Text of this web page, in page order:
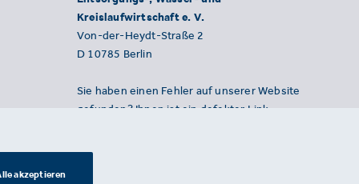
Kreislaufwirtschaft e. V.
Von-der-Heydt-Straße 2
D 10785 Berlin
Sie haben einen Fehler auf unserer Website
gefunden? Ihnen ist ein defekter Link
akzeptieren